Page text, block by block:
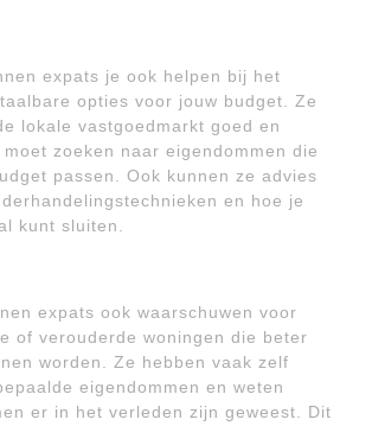
expats je ook helpen bij het
opties voor jouw budget. Ze
lokale vastgoedmarkt goed en
zoeken naar eigendommen die
passen. Ook kunnen ze advies
en hoe je
kunt sluiten.
expats ook waarschuwen voor
of verouderde woningen die beter
worden. Ze hebben vaak zelf
eigendommen en weten
er in het verleden zijn geweest. Dit